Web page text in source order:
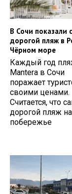
В Сочи показали
дорогой пляж в
Чёрном море
Каждый год
Mantera в Сочи
поражает
своими ценами.
Считается, что
дорогой пляж на
побережье